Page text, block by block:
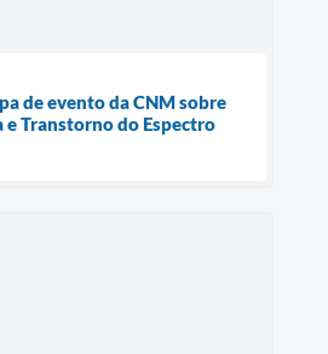
de evento da CNM sobre
e Transtorno do Espectro